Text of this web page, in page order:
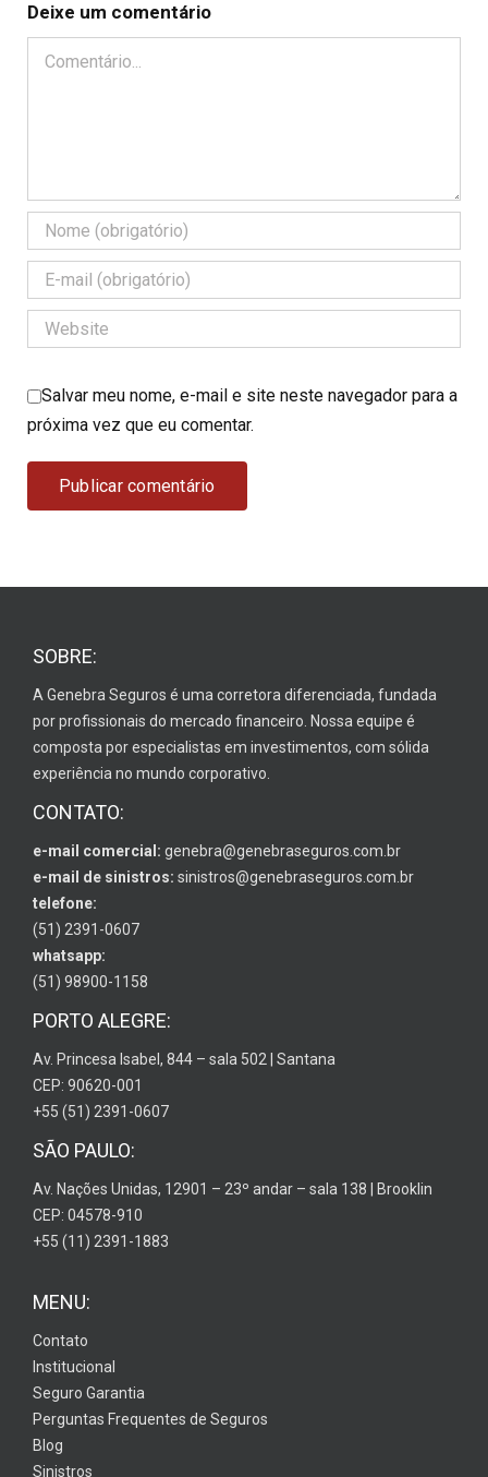
Deixe um comentário
Comentário
Salvar meu nome, e-mail e site neste navegador para a
próxima vez que eu comentar.
SOBRE:
A Genebra Seguros é uma corretora diferenciada, fundada
por profissionais do mercado financeiro. Nossa equipe é
composta por especialistas em investimentos, com sólida
experiência no mundo corporativo.
CONTATO:
e-mail comercial: genebra@genebraseguros.com.br
e-mail de sinistros: sinistros@genebraseguros.com.br
telefone:
(51) 2391-0607
whatsapp:
(51) 98900-1158
PORTO ALEGRE:
Av. Princesa Isabel, 844 – sala 502 | Santana
CEP: 90620-001
+55 (51) 2391-0607
SÃO PAULO:
Av. Nações Unidas, 12901 – 23º andar – sala 138 | Brooklin
CEP: 04578-910
+55 (11) 2391-1883
MENU:
Contato
Institucional
Seguro Garantia
Perguntas Frequentes de Seguros
Blog
Sinistros